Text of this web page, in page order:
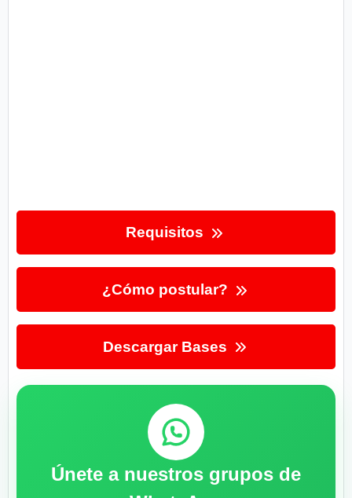
Requisitos
¿Cómo postular?
Descargar Bases
Únete a nuestros grupos de